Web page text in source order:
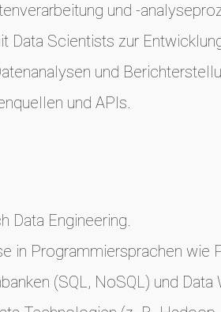
und -
Data Scientists zur
und
und APIs.
Data Engineering.
in Programmiersprachen wie
(SQL, NoSQL) und